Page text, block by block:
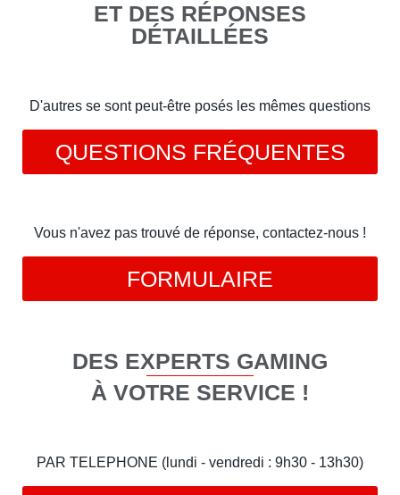
ET DES RÉPONSES
DÉTAILLÉES
D'autres se sont peut-être posés les mêmes questions
QUESTIONS FRÉQUENTES
Vous n'avez pas trouvé de réponse, contactez-nous !
FORMULAIRE
DES EXPERTS GAMING
À VOTRE SERVICE !
PAR TELEPHONE (lundi - vendredi : 9h30 - 13h30)